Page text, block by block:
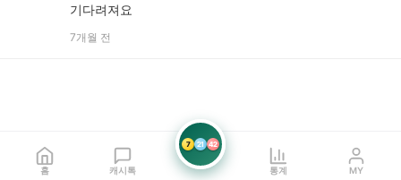
기다려져요
7개월 전
홈 캐시톡
7 21 42
통계 MY